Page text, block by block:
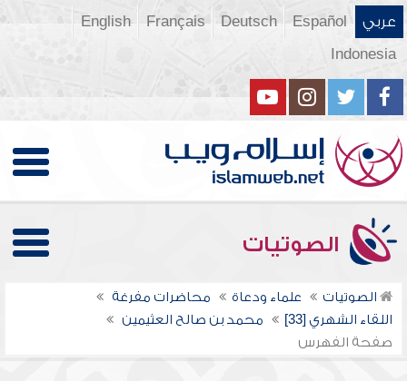
عربي Español
Deutsch
Français
English
Indonesia
الصوتيات
الصوتيات علماء ودعاة
محاضرات مفرغة
اللقاء الشهري [33]
محمد بن صالح العثيمين
صفحة الفهرس